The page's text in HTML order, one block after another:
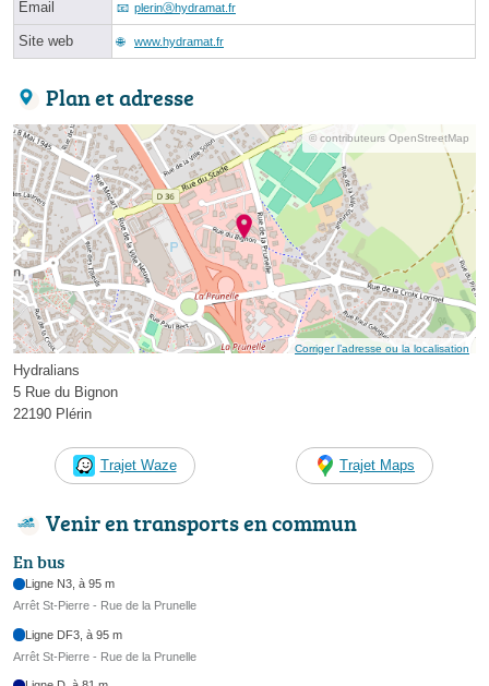
Email plerinⓐhydramat.fr
Site web www.hydramat.fr
Plan et adresse
© contributeurs OpenStreetMap
Corriger l’adresse ou la localisation
Hydralians
5 Rue du Bignon
22190 Plérin
Trajet Waze Trajet Maps
Venir en transports en commun
En bus
Ligne N3, à 95 m
Arrêt St-Pierre - Rue de la Prunelle
Ligne DF3, à 95 m
Arrêt St-Pierre - Rue de la Prunelle